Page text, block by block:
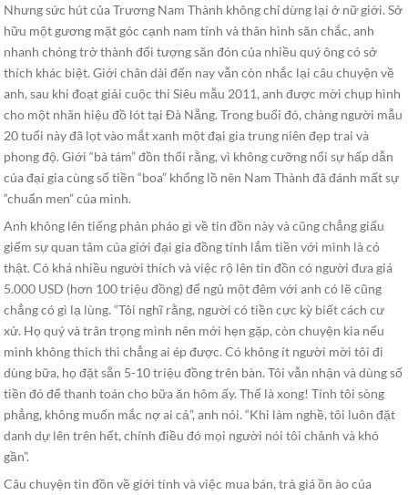
Nhưng sức hút của Trương Nam Thành không chỉ dừng lại ở nữ giới. Sở
hữu một gương mặt góc cạnh nam tính và thân hình săn chắc, anh
nhanh chóng trở thành đối tượng săn đón của nhiều quý ông có sở
thích khác biệt. Giới chân dài đến nay vẫn còn nhắc lại câu chuyện về
anh, sau khi đoạt giải cuộc thi Siêu mẫu 2011, anh được mời chụp hình
cho một nhãn hiệu đồ lót tại Đà Nẵng. Trong buổi đó, chàng người mẫu
20 tuổi này đã lọt vào mắt xanh một đại gia trung niên đẹp trai và
phong độ. Giới “bà tám” đồn thổi rằng, vì không cưỡng nổi sự hấp dẫn
của đại gia cùng số tiền “boa” khổng lồ nên Nam Thành đã đánh mất sự
“chuẩn men” của mình.
Anh không lên tiếng phản pháo gì về tin đồn này và cũng chẳng giấu
giếm sự quan tâm của giới đại gia đồng tính lắm tiền với mình là có
thật. Có khá nhiều người thích và việc rộ lên tin đồn có người đưa giá
5.000 USD (hơn 100 triệu đồng) để ngủ một đêm với anh có lẽ cũng
chẳng có gì lạ lùng. “Tôi nghĩ rằng, người có tiền cực kỳ biết cách cư
xử. Họ quý và trân trọng mình nên mới hẹn gặp, còn chuyện kia nếu
mình không thích thì chẳng ai ép được. Có không ít người mời tôi đi
dùng bữa, họ đặt sẵn 5-10 triệu đồng trên bàn. Tôi vẫn nhận và dùng số
tiền đó để thanh toán cho bữa ăn hôm ấy. Thế là xong! Tính tôi sòng
phẳng, không muốn mắc nợ ai cả”, anh nói. “Khi làm nghề, tôi luôn đặt
danh dự lên trên hết, chính điều đó mọi người nói tôi chảnh và khó
gần”.
Câu chuyện tin đồn về giới tính và việc mua bán, trả giá ồn ào của